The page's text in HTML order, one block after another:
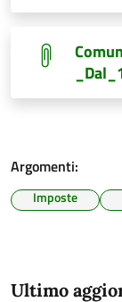
Argomenti:
Imposte
Ultimo